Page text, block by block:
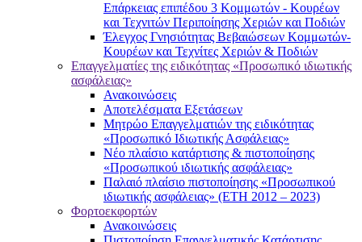
Επάρκειας επιπέδου 3 Κομμωτών - Κουρέων
και Τεχνιτών Περιποίησης Χεριών και Ποδιών
Έλεγχος Γνησιότητας Βεβαιώσεων Κομμωτών-
Κουρέων και Τεχνίτες Χεριών & Ποδιών
Επαγγελματίες της ειδικότητας «Προσωπικό ιδιωτικής
ασφάλειας»
Ανακοινώσεις
Αποτελέσματα Εξετάσεων
Μητρώο Επαγγελματιών της ειδικότητας
«Προσωπικό Ιδιωτικής Ασφάλειας»
Νέο πλαίσιο κατάρτισης & πιστοποίησης
«Προσωπικού ιδιωτικής ασφάλειας»
Παλαιό πλαίσιο πιστοποίησης «Προσωπικού
ιδιωτικής ασφάλειας» (ΕΤΗ 2012 – 2023)
Φορτοεκφορτών
Ανακοινώσεις